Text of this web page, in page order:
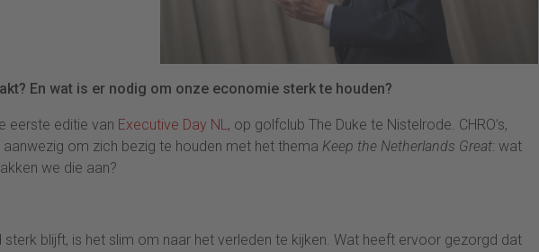
En wat is er nodig om onze economie sterk te houden?
eerste editie van Executive Day NL, op golfclub The Duke te Nistelrode. CHRO’s,
aanwezig om zich bezig te houden met het thema Keep the Netherlands Great: wat
we die aan?
blijft, is het slim om naar het verleden te kijken. Wat heeft ervoor gezorgd dat